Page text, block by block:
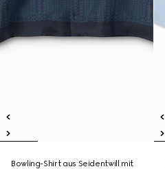
Bowling-Shirt aus Seidentwill mit